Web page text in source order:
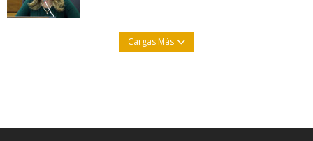
Cargas Más